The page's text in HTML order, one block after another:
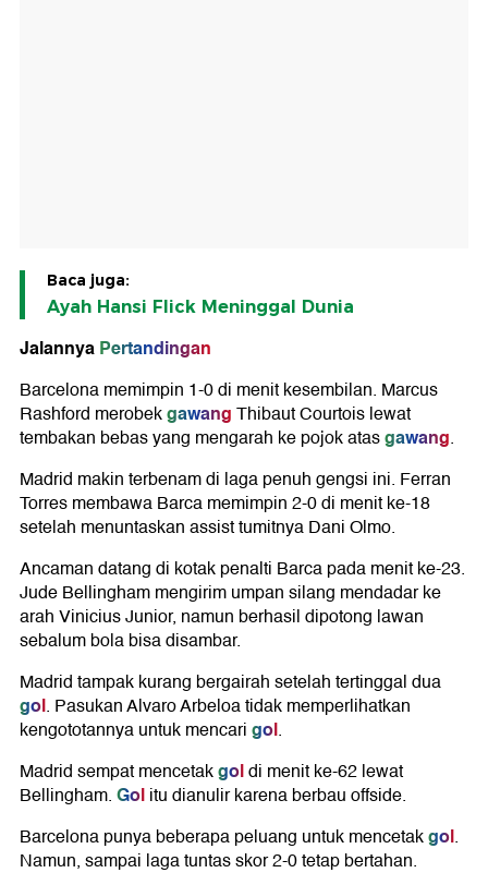
Baca juga:
Ayah Hansi Flick Meninggal Dunia
JalannyaPertandingan
Barcelona memimpin 1-0 di menit kesembilan. Marcus
Rashford merobekgawangThibaut Courtois lewat
tembakan bebas yang mengarah ke pojok atasgawang.
Madrid makin terbenam di laga penuh gengsi ini. Ferran
Torres membawa Barca memimpin 2-0 di menit ke-18
setelah menuntaskan assist tumitnya Dani Olmo.
Ancaman datang di kotak penalti Barca pada menit ke-23.
Jude Bellingham mengirim umpan silang mendadar ke
arah Vinicius Junior, namun berhasil dipotong lawan
sebalum bola bisa disambar.
Madrid tampak kurang bergairah setelah tertinggal dua
gol. Pasukan Alvaro Arbeloa tidak memperlihatkan
kengototannya untuk mencarigol.
Madrid sempat mencetakgoldi menit ke-62 lewat
Bellingham.Golitu dianulir karena berbau offside.
Barcelona punya beberapa peluang untuk mencetakgol.
Namun, sampai laga tuntas skor 2-0 tetap bertahan.